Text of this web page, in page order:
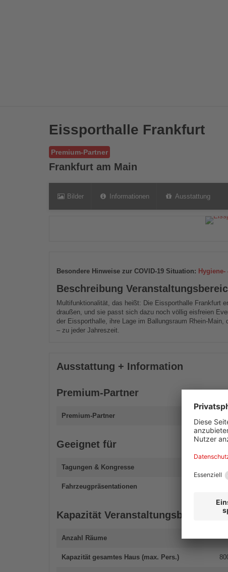
Eissporthalle Frankfurt
Premium-Partner
Frankfurt am Main
Bilder Informationen Ausstattung
Besondere Hinweise zur COVID-19 Situation:
Beschreibung
Multifunktionalität, das heißt: Die Eissporthalle Frankfurt
draußen, und sie passt sich dazu noch völlig eisfreien
der Eissporthalle, ihre Lage im Ballungsraum Rhein-
– zu jeder Jahreszeit.
Ausstattung + Information
Premium-Partner
Premium-Partner
Geeignet für
Tagungen & Kongresse
Fahrzeugpräsentationen
Kapazität Veranstaltungsbereich
Anzahl Räume
Kapazität gesamtes Haus (max. Pers.)